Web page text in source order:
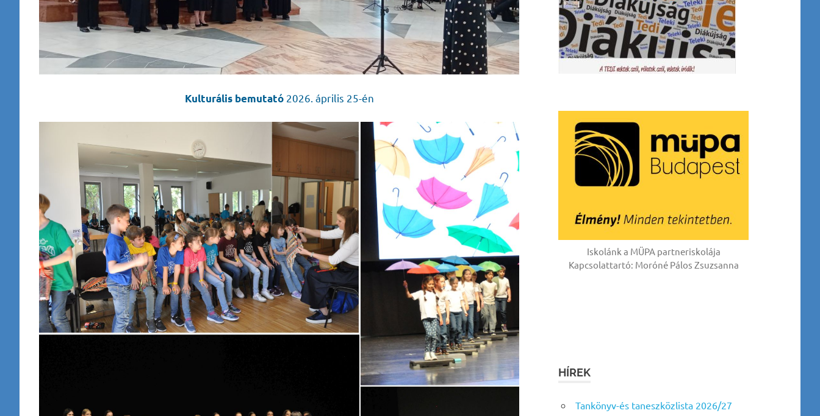
Kulturális bemutató 2026. április 25-én
Iskolánk a MÜPA partneriskolája
Kapcsolattartó: Moróné Pálos Zsuzsanna
HÍREK
Tankönyv-és taneszközlista 2026/27